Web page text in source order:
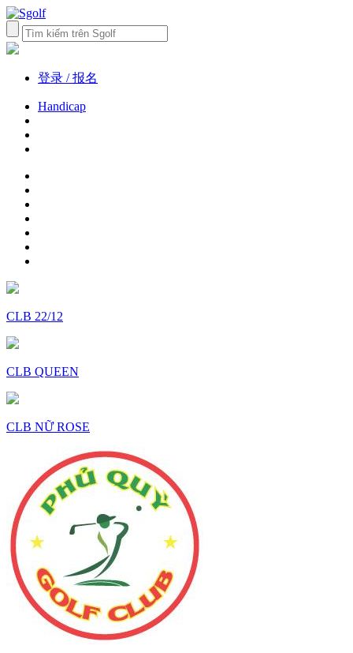
登录 / 报名
Handicap
CLB 22/12
CLB QUEEN
CLB NỮ ROSE